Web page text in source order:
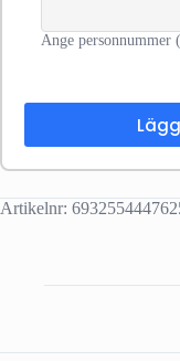
Ange
Artikelnr: